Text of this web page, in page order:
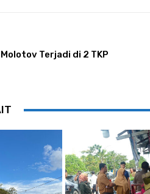
Terjadi di 2 TKP